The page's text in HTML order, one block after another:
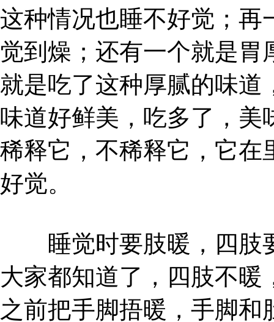
这种情况也睡不好觉；再
觉到燥；还有一个就是
就是吃了这种厚腻的味道
味道好鲜美，吃多了，美
稀释它，不稀释它，它在
好觉。
睡觉时要肢暖，四肢
大家都知道了，四肢不
之前把手脚捂暖，手脚